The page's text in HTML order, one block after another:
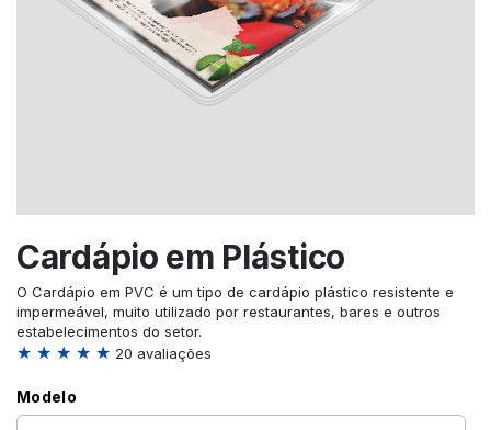
Cardápio em Plástico
O Cardápio em PVC é um tipo de cardápio plástico resistente e
impermeável, muito utilizado por restaurantes, bares e outros
estabelecimentos do setor.
★ ★ ★ ★ ★ 20 avaliações
Modelo